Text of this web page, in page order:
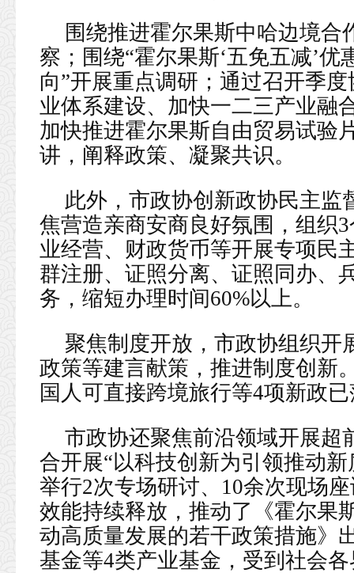
围绕推进霍尔果斯中哈边境
察；围绕“霍尔果斯‘五免五减’
向”开展重点调研；通过召开季
业体系建设、加快一二三产业融
加快推进霍尔果斯自由贸易试验
讲，阐释政策、凝聚共识。
此外，市政协创新政协民主监
焦营造亲商安商良好氛围，组织
业经营、财政货币等开展专项民
群注册、证照分离、证照同办、
务，缩短办理时间60%以上。
聚焦制度开放，市政协组织开
政策等建言献策，推进制度创新
国人可直接跨境旅行等4项新政
市政协还聚焦前沿领域开展超
合开展“以科技创新为引领推动
举行2次专场研讨、10余次现场
效能持续释放，推动了《霍尔果
动高质量发展的若干政策措施》
基金等4类产业基金，受到社会